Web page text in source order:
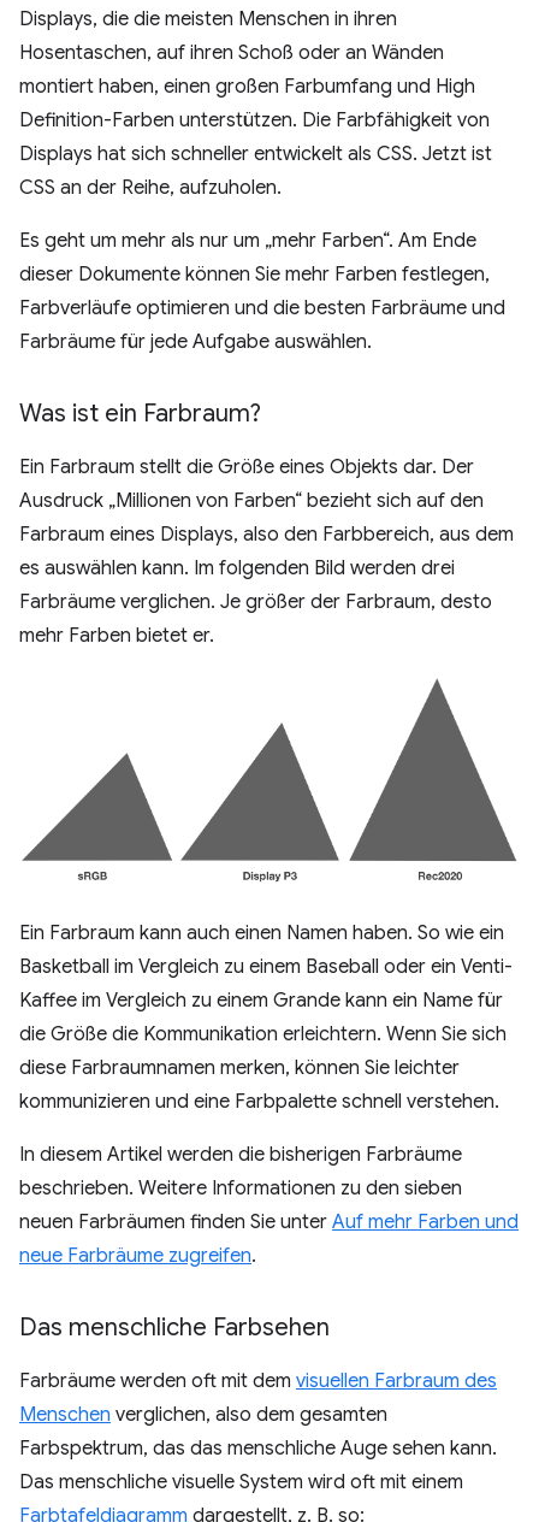
Displays, die die meisten Menschen in ihren
Hosentaschen, auf ihren Schoß oder an Wänden
montiert haben, einen großen Farbumfang und High
Definition-Farben unterstützen. Die Farbfähigkeit von
Displays hat sich schneller entwickelt als CSS. Jetzt ist
CSS an der Reihe, aufzuholen.
Es geht um mehr als nur um „mehr Farben“. Am Ende
dieser Dokumente können Sie mehr Farben festlegen,
Farbverläufe optimieren und die besten Farbräume und
Farbräume für jede Aufgabe auswählen.
Was ist ein Farbraum?
Ein Farbraum stellt die Größe eines Objekts dar. Der
Ausdruck „Millionen von Farben“ bezieht sich auf den
Farbraum eines Displays, also den Farbbereich, aus dem
es auswählen kann. Im folgenden Bild werden drei
Farbräume verglichen. Je größer der Farbraum, desto
mehr Farben bietet er.
Ein Farbraum kann auch einen Namen haben. So wie ein
Basketball im Vergleich zu einem Baseball oder ein Venti-
Kaffee im Vergleich zu einem Grande kann ein Name für
die Größe die Kommunikation erleichtern. Wenn Sie sich
diese Farbraumnamen merken, können Sie leichter
kommunizieren und eine Farbpalette schnell verstehen.
In diesem Artikel werden die bisherigen Farbräume
beschrieben. Weitere Informationen zu den sieben
neuen Farbräumen finden Sie unter Auf mehr Farben und
neue Farbräume zugreifen.
Das menschliche Farbsehen
Farbräume werden oft mit dem visuellen Farbraum des
Menschen verglichen, also dem gesamten
Farbspektrum, das das menschliche Auge sehen kann.
Das menschliche visuelle System wird oft mit einem
Farbtafeldiagramm dargestellt, z. B. so: